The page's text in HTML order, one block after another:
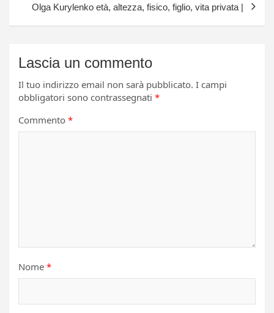
Olga Kurylenko età, altezza, fisico, figlio, vita privata |
Lascia un commento
Il tuo indirizzo email non sarà pubblicato. I campi
obbligatori sono contrassegnati *
Commento *
Nome *